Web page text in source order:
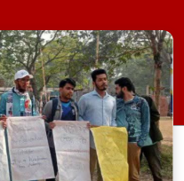
কেন্দ্রীয় লাইব্রেরির
মানববন্ধন শেষে
দাবি সমূহ
ও ক্রেডিট